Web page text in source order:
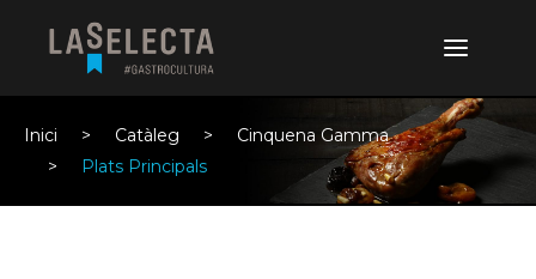
Inici Catàleg
Cinquena Gamma
Plats Principals